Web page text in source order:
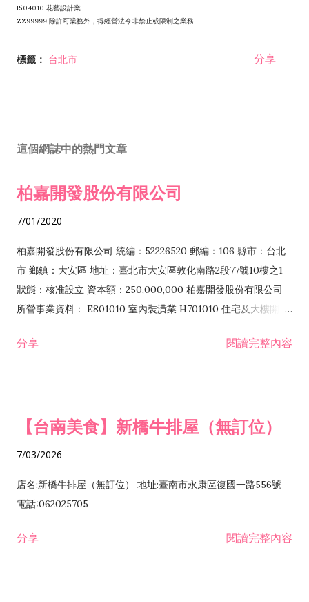
I504010 花藝設計業
ZZ99999 除許可業務外，得經營法令非禁止或限制之業務
標籤： 台北市 分享
這個網誌中的熱門文章
柏嘉開發股份有限公司
7/01/2020
柏嘉開發股份有限公司 統編：52226520 郵編：106 縣市：台北
市 鄉鎮：大安區 地址：臺北市大安區敦化南路2段77號10樓之1
狀態：核准設立 資本額：250,000,000 柏嘉開發股份有限公司
所營事業資料： E801010 室內裝潢業 H701010 住宅及大樓開發
發業 H703090 不動產買賣業 H703100 不動產租賃業 I503010
分享 閱讀完整內容
【台南美食】新橋牛排屋（無訂位）
7/03/2026
店名:新橋牛排屋（無訂位） 地址:臺南市永康區復國一路556號
電話:062025705
分享 閱讀完整內容